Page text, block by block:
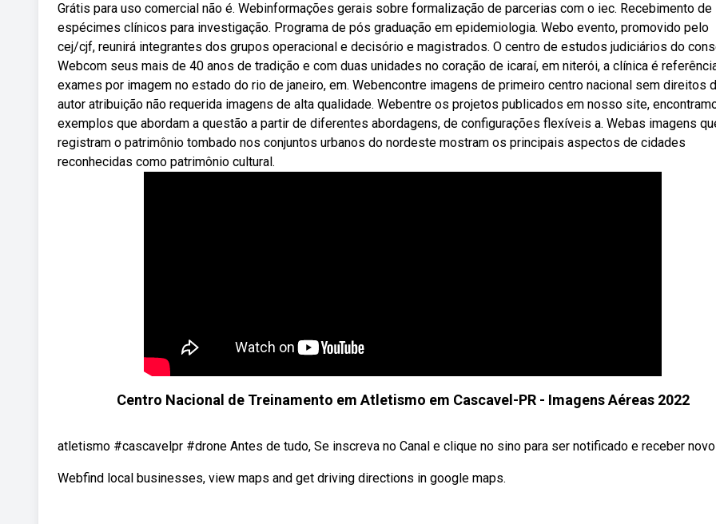
Grátis para uso comercial não é. Webinformações gerais sobre formalização de parcerias com o iec. Recebimento de
espécimes clínicos para investigação. Programa de pós graduação em epidemiologia. Webo evento, promovido pelo
cej/cjf, reunirá integrantes dos grupos operacional e decisório e magistrados. O centro de estudos judiciários do
Webcom seus mais de 40 anos de tradição e com duas unidades no coração de icaraí, em niterói, a clínica é
exames por imagem no estado do rio de janeiro, em. Webencontre imagens de primeiro centro nacional sem direitos
autor atribuição não requerida imagens de alta qualidade. Webentre os projetos publicados em nosso site,
exemplos que abordam a questão a partir de diferentes abordagens, de configurações flexíveis a. Webas imagens
registram o patrimônio tombado nos conjuntos urbanos do nordeste mostram os principais aspectos de cidades
reconhecidas como patrimônio cultural.
Centro Nacional de Treinamento em Atletismo em Cascavel-PR - Imagens Aéreas 2022
atletismo #cascavelpr #drone Antes de tudo, Se inscreva no Canal e clique no sino para ser notificado e receber
Webfind local businesses, view maps and get driving directions in google maps.